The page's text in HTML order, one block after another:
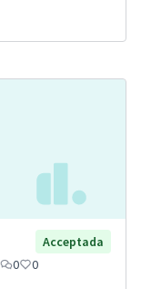
Acceptada
0 0